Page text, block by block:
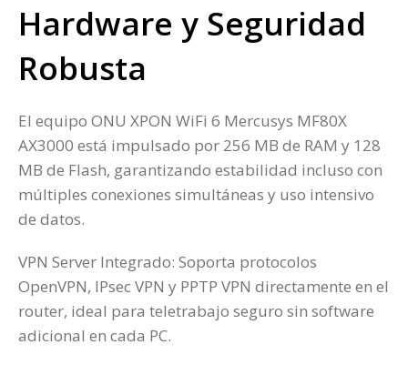
Hardware y Seguridad
Robusta
El equipo ONU XPON WiFi 6 Mercusys MF80X
AX3000 está impulsado por 256 MB de RAM y 128
MB de Flash, garantizando estabilidad incluso con
múltiples conexiones simultáneas y uso intensivo
de datos.
VPN Server Integrado: Soporta protocolos
OpenVPN, IPsec VPN y PPTP VPN directamente en el
router, ideal para teletrabajo seguro sin software
adicional en cada PC.